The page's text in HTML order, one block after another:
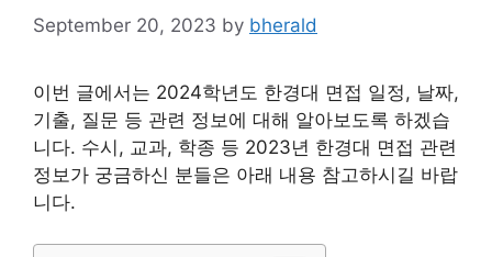
September 20, 2023 by bherald
이번 글에서는 2024학년도 한경대 면접 일정, 날짜,
기출, 질문 등 관련 정보에 대해 알아보도록 하겠습
니다. 수시, 교과, 학종 등 2023년 한경대 면접 관련
정보가 궁금하신 분들은 아래 내용 참고하시길 바랍
니다.